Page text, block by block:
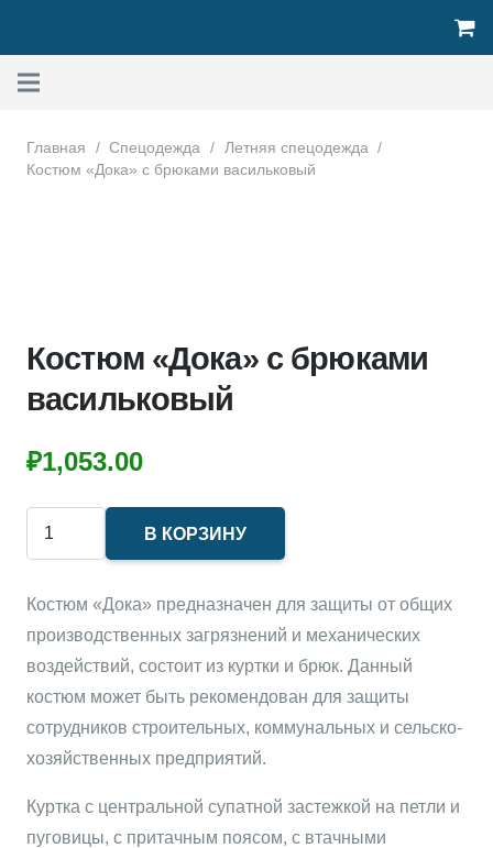
Главная / Спецодежда / Летняя спецодежда /
Костюм «Дока» с брюками васильковый
Костюм «Дока» с брюками
васильковый
₽1,053.00
"Дока"
с
брюками
васильковый
В КОРЗИНУ
Костюм «Дока» предназначен для защиты от общих
производственных загрязнений и механических
воздействий, состоит из куртки и брюк. Данный
костюм может быть рекомендован для защиты
сотрудников строительных, коммунальных и сельско-
хозяйственных предприятий.
Куртка с центральной супатной застежкой на петли и
пуговицы, с притачным поясом, с втачными